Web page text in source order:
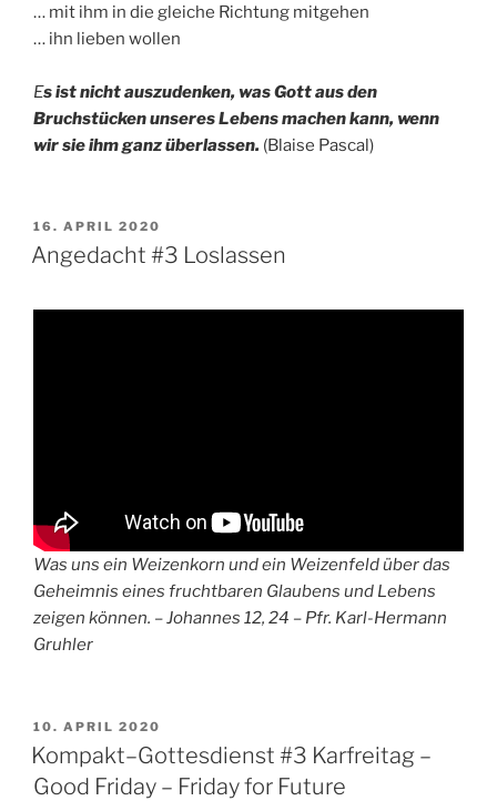
… mit ihm in die gleiche Richtung mitgehen
… ihn lieben wollen
Es ist nicht auszudenken, was Gott aus den
Bruchstücken unseres Lebens machen kann, wenn
wir sie ihm ganz überlassen. (Blaise Pascal)
VERÖFFENTLICHT
AM
16. APRIL 2020
Angedacht #3 Loslassen
Was uns ein Weizenkorn und ein Weizenfeld über das
Geheimnis eines fruchtbaren Glaubens und Lebens
zeigen können. – Johannes 12, 24 – Pfr. Karl-Hermann
Gruhler
VERÖFFENTLICHT
AM
10. APRIL 2020
Kompakt–Gottesdienst #3 Karfreitag –
Good Friday – Friday for Future